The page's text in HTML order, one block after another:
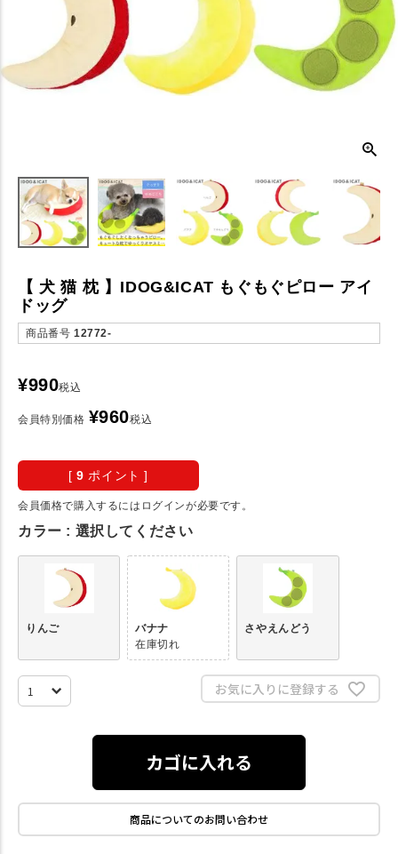
【 犬 猫 枕 】IDOG&ICAT もぐもぐピロー アイ
ドッグ
商品番号 12772-
¥990税込
会員特別価格 ¥960税込
[ 9 ポイント ]
会員価格で購入するにはログインが必要です。
カラー 選択してください
りんご
バナナ
在庫切れ
さやえんどう
お気に入りに登録する
カゴに入れる
商品についてのお問い合わせ